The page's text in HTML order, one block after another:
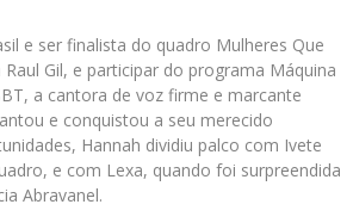
e ser finalista do quadro Mulheres Que
Gil, e participar do programa Máquina
a cantora de voz firme e marcante
e conquistou a seu merecido
Hannah dividiu palco com Ivete
e com Lexa, quando foi surpreendida
Abravanel.